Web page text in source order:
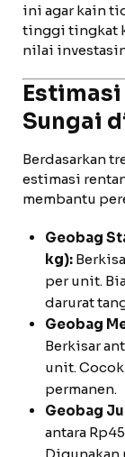
ini agar kain
tinggi tingkat
nilai
Sungai
Berdasarkan
estimasi
membantu
Geobag
kg):
per unit.
darurat
Geobag
Berkisar
unit.
permanen.
Geobag
antara